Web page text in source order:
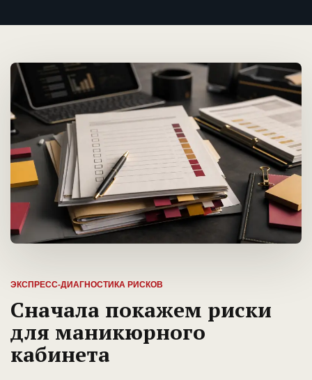
ЭКСПРЕСС-ДИАГНОСТИКА РИСКОВ
Сначала покажем риски
для маникюрного
кабинета